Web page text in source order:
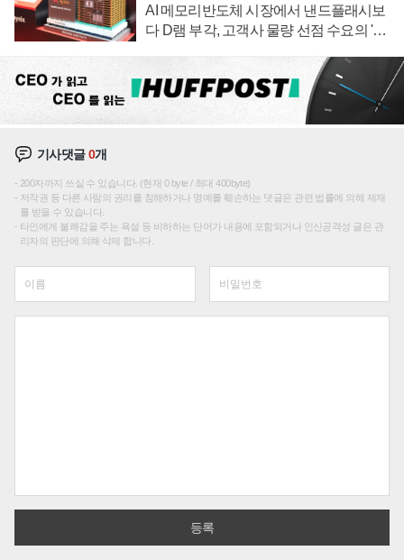
AI 메모리반도체 시장에서 낸드플래시보
다 D램 부각, 고객사 물량 선점 수요의 '우
기사댓글0개
200자까지 쓰실 수 있습니다. (현재 0 byte / 최대 400byte)
저작권 등 다른 사람의 권리를 침해하거나 명예를 훼손하는 댓글은 관련 법률에 의해 제재
를 받을 수 있습니다.
타인에게 불쾌감을 주는 욕설 등 비하하는 단어가 내용에 포함되거나 인신공격성 글은 관
리자의 판단에 의해 삭제 합니다.